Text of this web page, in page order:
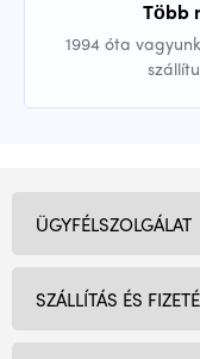
Több
1994 óta
ÜGYFÉLSZOLGÁLAT
SZÁLLÍTÁS ÉS